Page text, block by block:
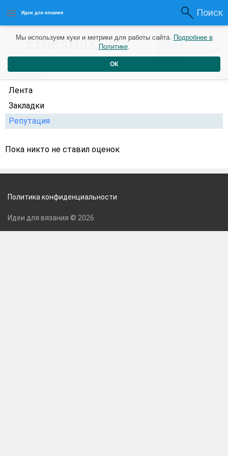
Идеи для вязания Поиск
Ernestnix3 года назад 0 0
Профиль
Лента
Закладки
Репутация
Пока никто не ставил оценок
Мы используем куки и метрики для работы сайта. Подробнее в
Политике.
ОК
Политика конфиденциальности
Идеи для вязания © 2026